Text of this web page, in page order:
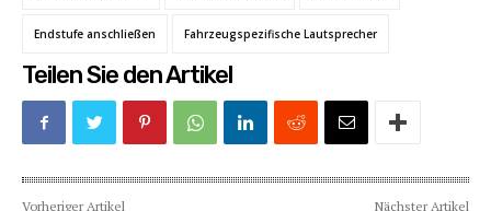
Endstufe anschließen Fahrzeugspezifische Lautsprecher
Teilen Sie den Artikel
Vorheriger Artikel Nächster Artikel